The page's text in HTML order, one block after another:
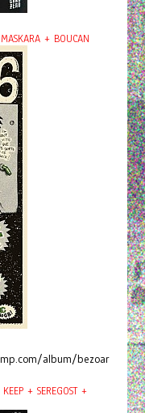
+ BOUCAN
album/bezoar
+ SEREGOST +